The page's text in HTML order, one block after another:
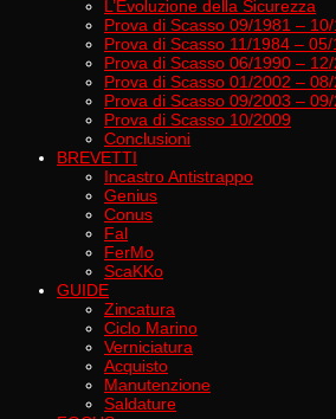
L’Evoluzione della Sicurezza
Prova di Scasso 09/1981 –
Prova di Scasso 11/1984 –
Prova di Scasso 06/1990 – 12/
Prova di Scasso 01/2002 –
Prova di Scasso 09/2003 –
Prova di Scasso 10/2009
Conclusioni
BREVETTI
Incastro Antistrappo
Genius
Conus
Fal
FerMo
ScaKKo
GUIDE
Zincatura
Ciclo Marino
Verniciatura
Acquisto
Manutenzione
Saldature